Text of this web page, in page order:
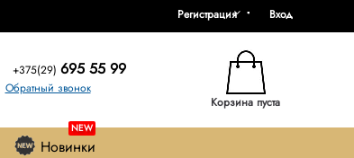
Вход
Регистрация
Корзина пуста
+375(29) 695 55 99
Обратный звонок
NEW
Новинки